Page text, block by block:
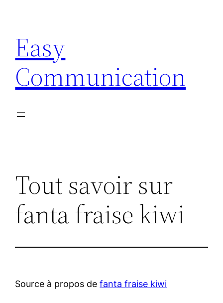
contenu
Easy
Communication
Tout savoir sur
fanta fraise kiwi
Source à propos defanta fraise kiwi